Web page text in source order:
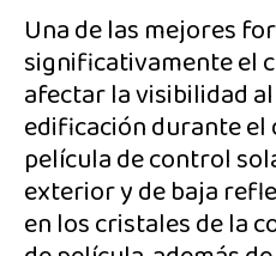
Una de las mejores
significativamente el
afectar la visibilidad
edificación durante el
película de control
exterior y de baja
en los cristales de la